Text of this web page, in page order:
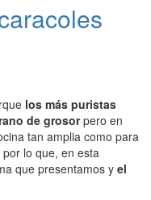
los más puristas
de grosorpero en
tan amplia como para
lo que, en esta
que presentamos y el